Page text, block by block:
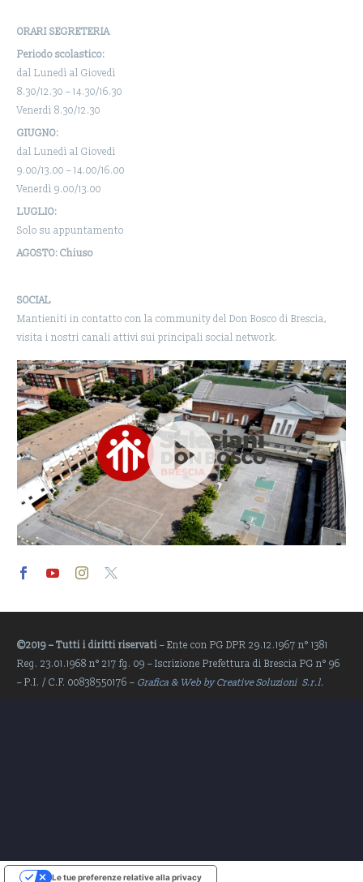
ORARI SEGRETERIA
Periodo scolastico:
dal Lunedì al Giovedì
8.30/12.30 – 14.30/16.30
Venerdì 8.30/12.30
GIUGNO:
dal Lunedì al Giovedì
9.00/13.00 – 14.00/16.00
Venerdì 9.00/13.00
LUGLIO:
Solo su appuntamento
AGOSTO: Chiuso
SOCIAL
Mantieniti in contatto con la community del Don Bosco di Brescia,
visita i nostri canali attivi sui principali social network.
Player
©2019 – Tutti i diritti riservati – Ente con PG DPR 29.12.1967 n° 1381
Reg. 23.01.1968 n° 217 fg. 09 – Iscrizione Prefettura di Brescia PG n° 96
– P.I. / C.F. 00838550176 – Grafica & Web by Creative Soluzioni S.r.l.
Le tue preferenze relative alla privacy